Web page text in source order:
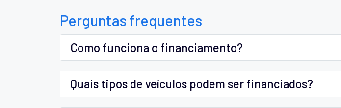
Perguntas frequentes
Como funciona o financiamento?
Quais tipos de veículos podem ser financiados?